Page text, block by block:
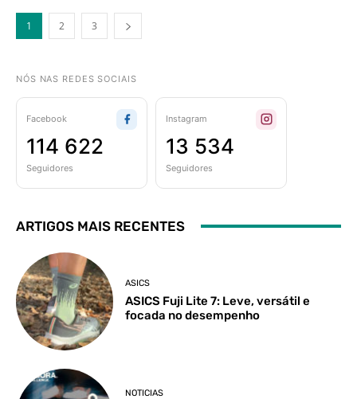
1 2 3
NÓS NAS REDES SOCIAIS
Facebook
114 622
Seguidores
Instagram
13 534
Seguidores
ARTIGOS MAIS RECENTES
ASICS
ASICS Fuji Lite 7: Leve, versátil e
focada no desempenho
NOTICIAS